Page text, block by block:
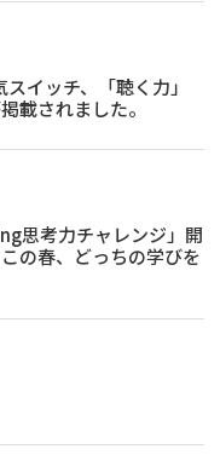
イッチ、「聴く力」
載されました。
思考力チャレンジ」開
の春、どっちの学びを